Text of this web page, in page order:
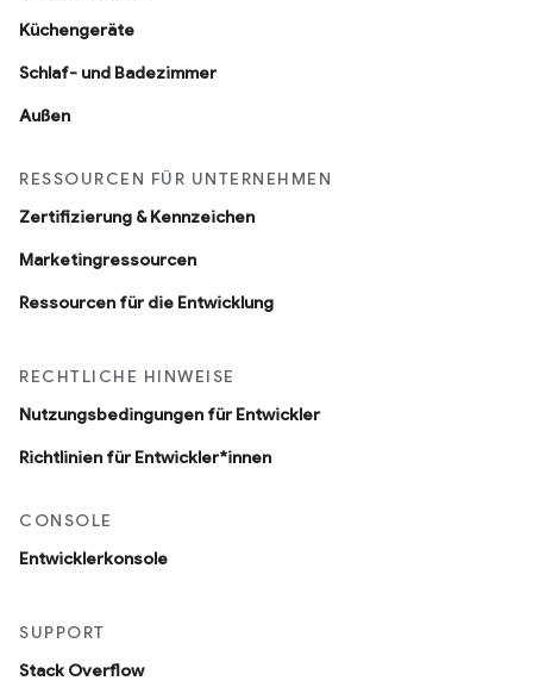
Küchengeräte
Schlaf- und Badezimmer
Außen
RESSOURCEN FÜR UNTERNEHMEN
Zertifizierung & Kennzeichen
Marketingressourcen
Ressourcen für die Entwicklung
RECHTLICHE HINWEISE
Nutzungsbedingungen für Entwickler
Richtlinien für Entwickler*innen
CONSOLE
Entwicklerkonsole
SUPPORT
Stack Overflow